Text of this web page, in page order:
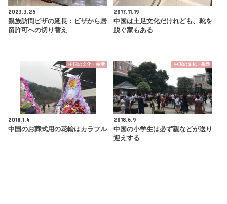
2023.3.25
親族訪問ビザの延長：ビザから居
留許可への切り替え
2017.11.19
中国は土足文化だけれども、靴を
脱ぐ家もある
中国の文化・生活
2018.1.4
中国のお葬式用の花輪はカラフル
中国の文化・生活
2018.6.9
中国の小学生は必ず親などが送り
迎えする